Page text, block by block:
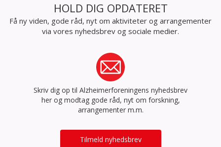
HOLD DIG OPDATERET
Få ny viden, gode råd, nyt om aktiviteter og arrangementer
via vores nyhedsbrev og sociale medier.
Skriv dig op til Alzheimerforeningens nyhedsbrev
her og modtag gode råd, nyt om forskning,
arrangementer m.m.
Tilmeld nyhedsbrev